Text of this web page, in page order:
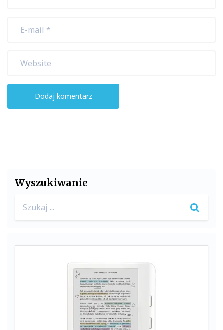
Wyszukiwanie
for: